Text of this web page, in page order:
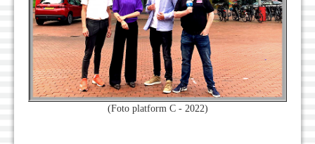
(Foto platform C - 2022)